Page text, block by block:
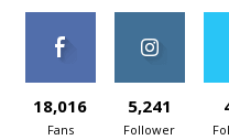
18,016
Fans
5,241
Follower